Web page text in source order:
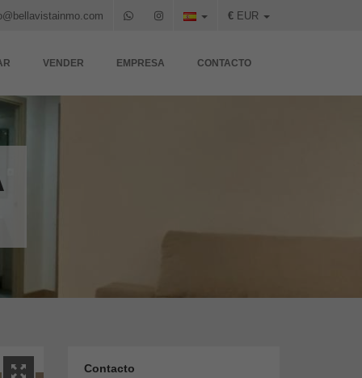
€ EUR
VENDER EMPRESA CONTACTO
Contacto